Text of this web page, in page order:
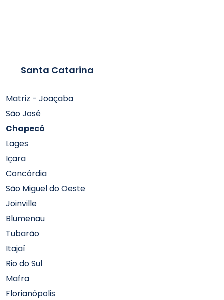
Santa Catarina
Matriz - Joaçaba
São José
Chapecó
Lages
Içara
Concórdia
São Miguel do Oeste
Joinville
Blumenau
Tubarão
Itajaí
Rio do Sul
Mafra
Florianópolis